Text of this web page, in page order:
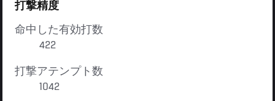
打撃精度
命中した有効打数
422
打撃アテンプト数
1042